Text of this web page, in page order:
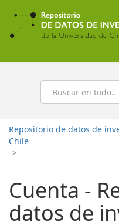
Ir
contenido
principal
Buscar
Repositorio de datos de
Chile
>
Cuenta -
datos de